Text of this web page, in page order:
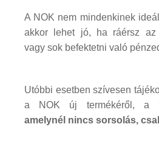
A NOK nem mindenkinek
akkor lehet jó, ha ráérsz az
vagy sok befektetni való
Utóbbi esetben szívesen
a NOK új termékéről, a
amelynél nincs sorsolás,